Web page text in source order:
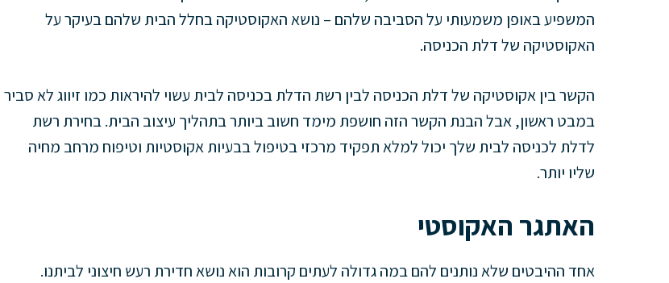
המשפיע באופן משמעותי על הסביבה שלהם – נושא האקוסטיקה בחלל הבית שלהם בעיקר על
האקוסטיקה של דלת הכניסה.
הקשר בין אקוסטיקה של דלת הכניסה לבין רשת הדלת בכניסה לבית עשוי להיראות כמו זיווג לא סביר
במבט ראשון, אבל הבנת הקשר הזה חושפת מימד חשוב ביותר בתהליך עיצוב הבית. בחירת רשת
לדלת לכניסה לבית שלך יכול למלא תפקיד מרכזי בטיפול בבעיות אקוסטיות וטיפוח מרחב מחיה
שליו יותר.
האתגר האקוסטי
אחד ההיבטים שלא נותנים להם במה גדולה לעתים קרובות הוא נושא חדירת רעש חיצוני לביתנו.